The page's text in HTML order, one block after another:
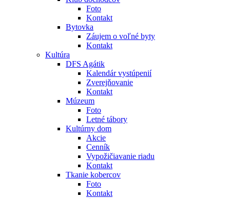
Foto
Kontakt
Bytovka
Záujem o voľné byty
Kontakt
Kultúra
DFS Agátik
Kalendár vystúpenií
Zverejňovanie
Kontakt
Múzeum
Foto
Letné tábory
Kultúrny dom
Akcie
Cenník
Vypožičiavanie riadu
Kontakt
Tkanie kobercov
Foto
Kontakt